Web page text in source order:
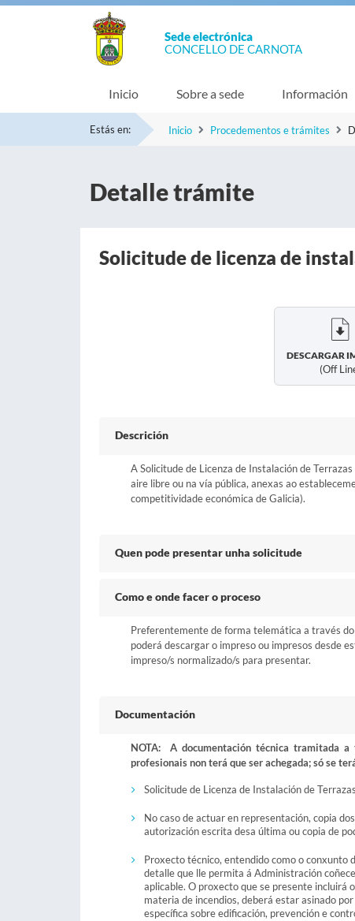
Sede electrónica
CONCELLO DE CARNOTA
Inicio Sobre a sede Información
Estás en: Inicio Procedementos e trámites
Detalle trámite
Solicitude de licenza de
DESCARGAR
(off
Descrición
A Solicitude de Licenza de Instalación de
aire libre ou na vía pública, anexas ao
competitividade económica de Galicia).
Quen pode presentar unha solicitude
Como e onde facer o proceso
Preferentemente de forma telemática a través
poderá descargar o impreso ou impresos desde
impreso/s normalizado/s para presentar.
Documentación
NOTA: A documentación técnica tramitada
profesionais non terá que ser achegada; só se
Solicitude de Licenza de Instalación de
No caso de actuar en representación, copia
autorización escrita desa última ou copia de
Proxecto técnico, entendido como o conxunto
detalle que lle permita á Administración
aplicable. O proxecto que se presente incluirá
materia de incendios, deberá estar asinado
específica sobre edificación, prevención e